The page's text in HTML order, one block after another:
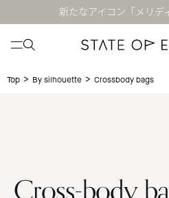
新たなアイコン「メリデ
Top > By silhouette > Crossbody bags